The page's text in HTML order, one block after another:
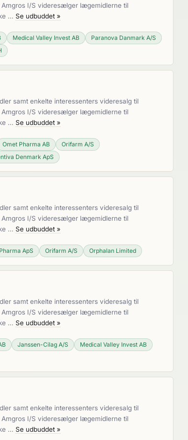
I/S videresælger lægemidlerne til
… Se udbuddet »
Medical Valley Invest AB
Paranova Danmark A/S
samt enkelte interessenters videresalg til
I/S videresælger lægemidlerne til
… Se udbuddet »
Omet Pharma AB
Orifarm A/S
Denmark ApS
samt enkelte interessenters videresalg til
I/S videresælger lægemidlerne til
… Se udbuddet »
ApS Orifarm A/S Orphalan Limited
samt enkelte interessenters videresalg til
I/S videresælger lægemidlerne til
… Se udbuddet »
Janssen-Cilag A/S
Medical Valley Invest AB
samt enkelte interessenters videresalg til
I/S videresælger lægemidlerne til
… Se udbuddet »